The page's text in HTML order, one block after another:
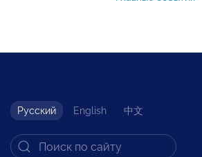
Русский English 中文